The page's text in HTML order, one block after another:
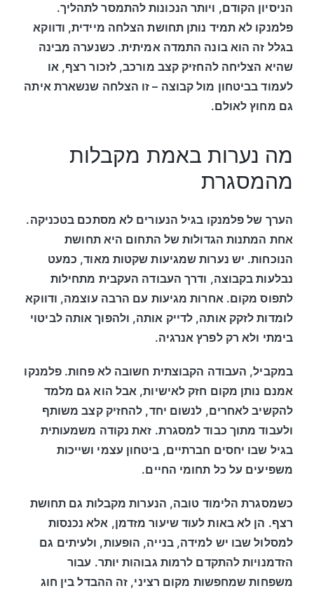
הניסיון הקודם, ויותר הנכונות להתמסר לתהליך.
פלמנקו לא תמיד נותן תחושת הצלחה מיידית, ודווקא
בגלל זה הוא בונה התמדה אמיתית. כשנערה מבינה
שהיא הצליחה להחזיק קצב מורכב, לזכור רצף, או
לעמוד בביטחון מול קבוצה – זו הצלחה שנשארת איתה
גם מחוץ לאולם.
מה נערות באמת מקבלות
מהמסגרת
הערך של פלמנקו בגיל הנעורים לא מסתכם בטכניקה.
אחת המתנות הגדולות של התחום היא תחושת
הנוכחות. יש נערות שמגיעות שקטות מאוד, כמעט
נבלעות בקבוצה, ודרך העבודה העקבית מתחילות
לתפוס מקום. אחרות מגיעות עם הרבה עוצמה, ודווקא
לומדות לזקק אותה, לדייק אותה, ולהפוך אותה לביטוי
בימתי ולא רק לפרץ אנרגיה.
במקביל, העבודה הקבוצתית חשובה לא פחות. פלמנקו
אמנם נותן מקום חזק לאישיות, אבל הוא גם מלמד
להקשיב לאחרים, לנשום יחד, להחזיק קצב משותף
ולעבוד מתוך כבוד למסגרת. זאת נקודה משמעותית
בגיל שבו יחסים חברתיים, ביטחון עצמי ושייכות
משפיעים על כל תחומי החיים.
כשמסגרת הלימוד טובה, הנערות מקבלות גם תחושת
רצף. הן לא באות לעוד שיעור מזדמן, אלא נכנסות
למסלול שבו יש למידה, בנייה, הופעות, ולעיתים גם
הזדמנויות להתקדם לרמות גבוהות יותר. עבור
משפחות שמחפשות מקום רציני, זה ההבדל בין חוג